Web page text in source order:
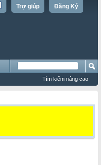
Đăng Ký
Trợ giúp
Tìm kiếm nâng cao